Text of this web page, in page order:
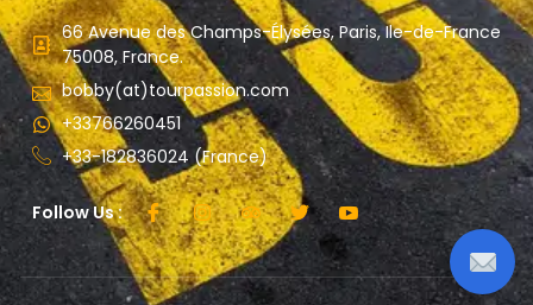
66 Avenue des Champs-Élysées, Paris, Ile-de-France
75008, France.
bobby(at)tourpassion.com
+33766260451
+33-182836024 (France)
Follow Us :